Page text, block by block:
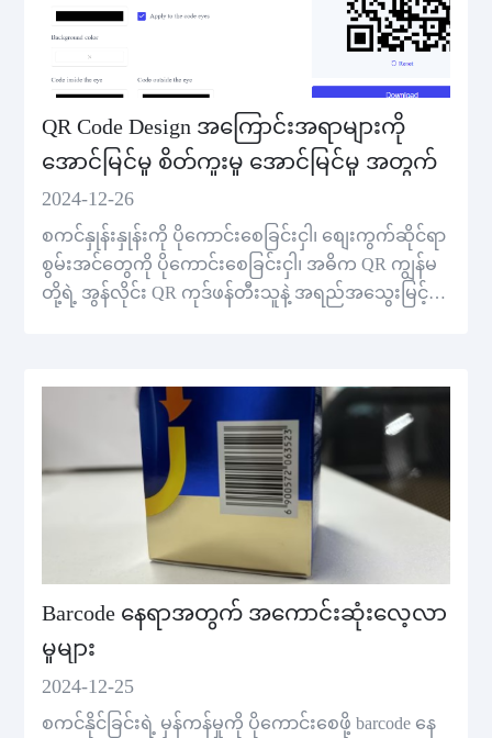
QR Code Design အကြောင်းအရာများကို
အောင်မြင်မှု စိတ်ကူးမှု အောင်မြင်မှု အတွက်
2024-12-26
စကင်နှုန်းနှုန်းကို ပိုကောင်းစေခြင်းငှါ၊ စျေးကွက်ဆိုင်ရာ
စွမ်းအင်တွေကို ပိုကောင်းစေခြင်းငှါ၊ အဓိက QR ကျွန်မ
တို့ရဲ့ အွန်လိုင်း QR ကုဒ်ဖန်တီးသူနဲ့ အရည်အသွေးမြင့်တဲ့
Barcode နေရာအတွက် အကောင်းဆုံးလေ့လာ
မှုများ
2024-12-25
စကင်နိုင်ခြင်းရဲ့ မှန်ကန်မှုကို ပိုကောင်းစေဖို့ barcode နေ